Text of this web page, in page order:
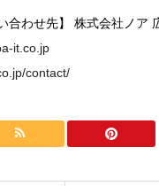
合わせ先】 株式会社ノア
it.co.jp
contact/